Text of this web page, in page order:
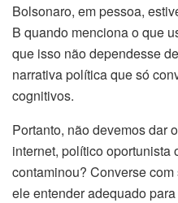
Bolsonaro, em pessoa,
B quando menciona o que
que isso não dependesse
narrativa política que só
cognitivos.
Portanto, não devemos dar
internet, político
contaminou? Converse
ele entender adequado